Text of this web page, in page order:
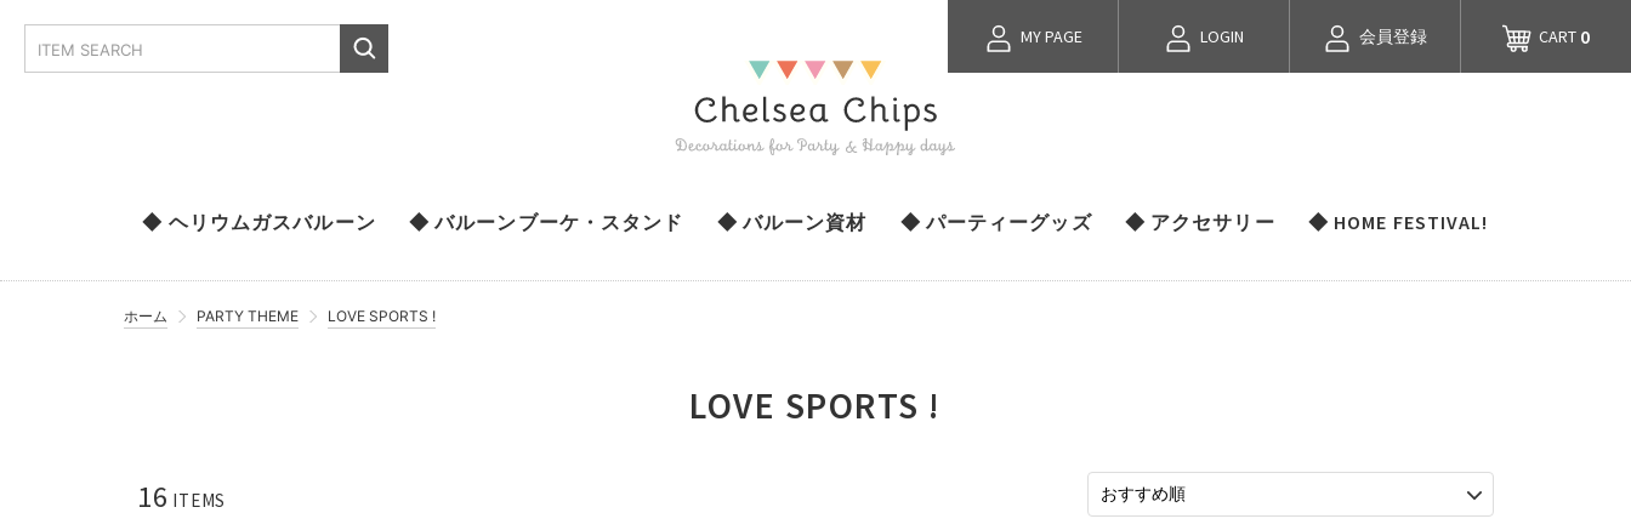
CART 0
会員登録
LOGIN
MY PAGE
◆ ヘリウムガスバルーン ◆ バルーンブーケ・スタンド ◆ バルーン資材 ◆ パーティーグッズ ◆ アクセサリー ◆ HOME FESTIVAL!
ホーム PARTY THEME LOVE SPORTS !
LOVE SPORTS !
16 ITEMS